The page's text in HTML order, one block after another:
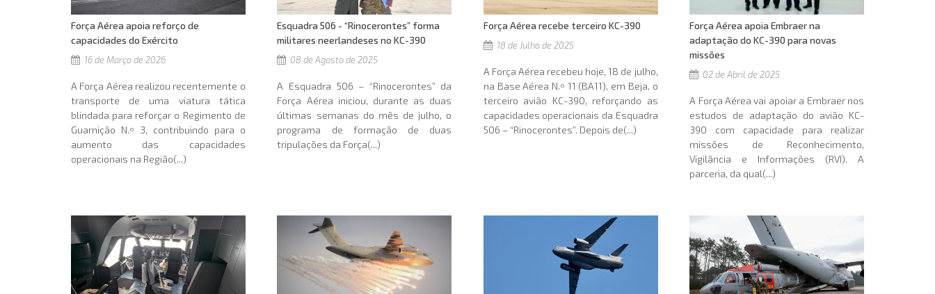
Força Aérea apoia reforço de
capacidades do Exército
16 de Março de 2026
A Força Aérea realizou recentemente o
transporte de uma viatura tática
blindada para reforçar o Regimento de
Guarnição N.º 3, contribuindo para o
aumento das capacidades
operacionais na Região(...)
Esquadra 506 - “Rinocerontes” forma
militares neerlandeses no KC-390
08 de Agosto de 2025
A Esquadra 506 – “Rinocerontes” da
Força Aérea iniciou, durante as duas
últimas semanas do mês de julho, o
programa de formação de duas
tripulações da Força(...)
Força Aérea recebe terceiro KC-390
18 de Julho de 2025
A Força Aérea recebeu hoje, 18 de julho,
na Base Aérea N.º 11 (BA11), em Beja, o
terceiro avião KC-390, reforçando as
capacidades operacionais da Esquadra
506 – “Rinocerontes”. Depois de(...)
Força Aérea apoia Embraer na
adaptação do KC-390 para novas
missões
02 de Abril de 2025
A Força Aérea vai apoiar a Embraer nos
estudos de adaptação do avião KC-
390 com capacidade para realizar
missões de Reconhecimento,
Vigilância e Informações (RVI). A
parceria, da qual(...)